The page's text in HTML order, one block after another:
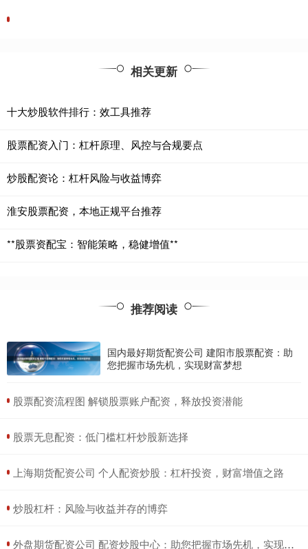
相关更新
十大炒股软件排行：效工具推荐
股票配资入门：杠杆原理、风控与合规要点
炒股配资论：杠杆风险与收益博弈
淮安股票配资，本地正规平台推荐
**股票资配宝：智能策略，稳健增值**
推荐阅读
国内最好期货配资公司 建阳市股票配资：助
您把握市场先机，实现财富梦想
​股票配资流程图 解锁股票账户配资，释放投资潜能
​股票无息配资：低门槛杠杆炒股新选择
​上海期货配资公司 个人配资炒股：杠杆投资，财富增值之路
​炒股杠杆：风险与收益并存的博弈
​外盘期货配资公司 配资炒股中心：助您把握市场先机，实现财富增值